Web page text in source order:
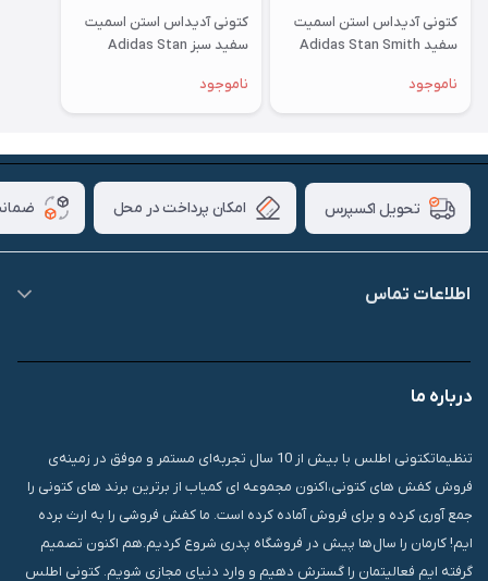
کتونی آدیداس استن اسمیت
سفید Adidas Stan Smith
ناموجود
کتونی آدیداس استن اسمیت
سفید سبز Adidas Stan
ناموجود
تحویل اکسپرس امکان پرداخت در محل
اطلاعات تماس
درباره ما
تنظیماتکتونی اطلس با بیش از 10 سال تجربه‌ای مستمر و موفق در زمینه‌ی
فروش کفش های کتونی،اکنون مجموعه ای کمیاب از برترین برند های کتونی را
جمع آوری کرده و برای فروش آماده کرده است. ما کفش فروشی را به ارث برده
ایم! کارمان را سال‌ها پیش در فروشگاه پدری شروع کردیم.هم اکنون تصمیم
گرفته ایم فعالیتمان را گسترش دهیم و وارد دنیای مجازی شویم. کتونی اطلس